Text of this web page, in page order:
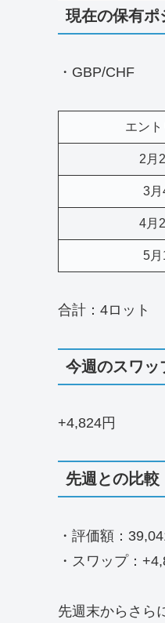
現在の保有ポ
・GBP/CHF
エント
2月
3月
4月
5月
合計：4ロット
今週のスワッ
+4,824円
先週との比較
・評価額：
・スワップ：
先週末からさら